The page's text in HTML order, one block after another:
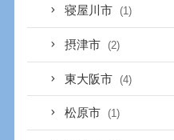
寝屋川市 (1)
摂津市 (2)
東大阪市 (4)
松原市 (1)